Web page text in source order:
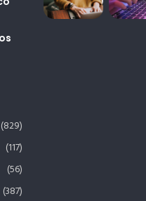
(829)
(117)
(56)
(387)